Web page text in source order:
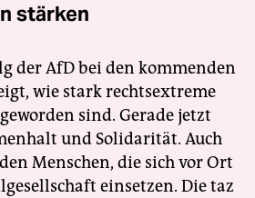
stärken
der AfD bei den kommenden
wie stark rechtsextreme
sind. Gerade jetzt
und Solidarität. Auch
Menschen, die sich vor Ort
einsetzen. Die taz